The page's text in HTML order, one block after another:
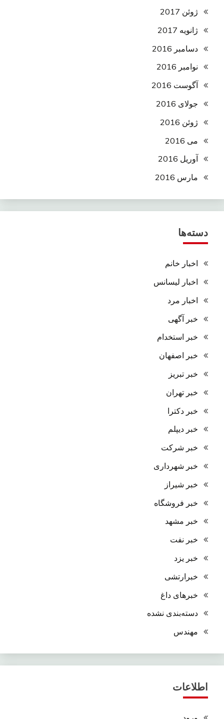
ژوئن 2017
ژانویه 2017
دسامبر 2016
نوامبر 2016
آگوست 2016
جولای 2016
ژوئن 2016
می 2016
آوریل 2016
مارس 2016
دسته‌ها
اخبار خانم
اخبار لیسانس
اخبار مرد
خبر آگهی
خبر استخدام
خبر اصفهان
خبر تبریز
خبر تهران
خبر دکترا
خبر دیپلم
خبر شرکت
خبر شهرداری
خبر شیراز
خبر فروشگاه
خبر مشهد
خبر نفت
خبر یزد
خبرارتشی
خبرهای داغ
دسته‌بندی نشده
مهندس
اطلاعات